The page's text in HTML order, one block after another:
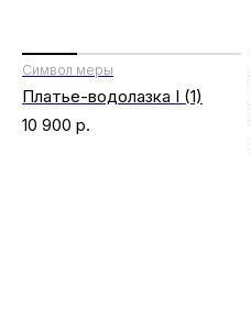
Символ меры
Платье-водолазка I (1)
10 900 р.